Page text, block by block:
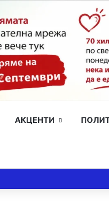
АКЦЕНТИ